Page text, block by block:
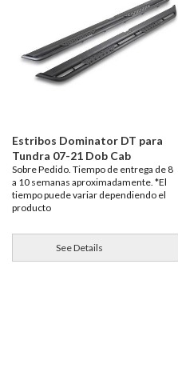
Estribos Dominator DT para
Tundra 07-21 Dob Cab
Sobre Pedido. Tiempo de entrega de 8
a 10 semanas aproximadamente. *El
tiempo puede variar dependiendo el
producto
See Details